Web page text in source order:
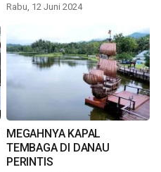
Rabu, 12 Juni 2024
MEGAHNYA KAPAL
TEMBAGA DI DANAU
PERINTIS